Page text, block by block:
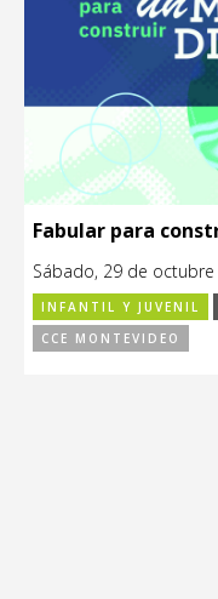
Fabular para
Sábado, 29 de octubre
INFANTIL Y JUVENIL
CCE MONTEVIDEO